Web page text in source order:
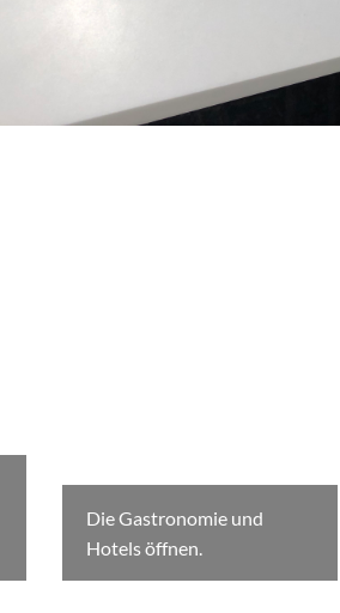
Die Gastronomie und
Hotels öffnen.